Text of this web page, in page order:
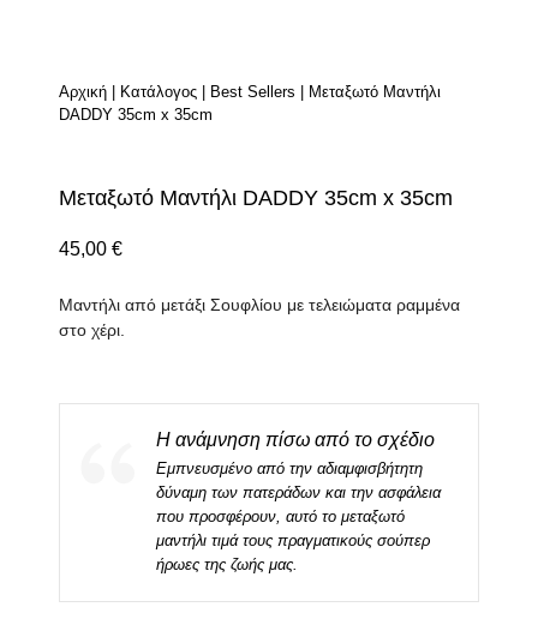
Αρχική | Κατάλογος | Best Sellers | Μεταξωτό Μαντήλι
DADDY 35cm x 35cm
Μεταξωτό Μαντήλι DADDY 35cm x 35cm
45,00 €
Μαντήλι από μετάξι Σουφλίου με τελειώματα ραμμένα
στο χέρι.
Η ανάμνηση πίσω από το σχέδιο
Εμπνευσμένο από την αδιαμφισβήτητη
δύναμη των πατεράδων και την ασφάλεια
που προσφέρουν, αυτό το μεταξωτό
μαντήλι τιμά τους πραγματικούς σούπερ
ήρωες της ζωής μας.